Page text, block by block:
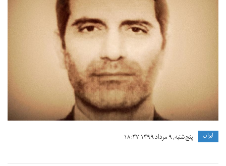
ايران پنج شنبه, ۹ مرداد ۱۳۹۹ ۱۸:۳۷